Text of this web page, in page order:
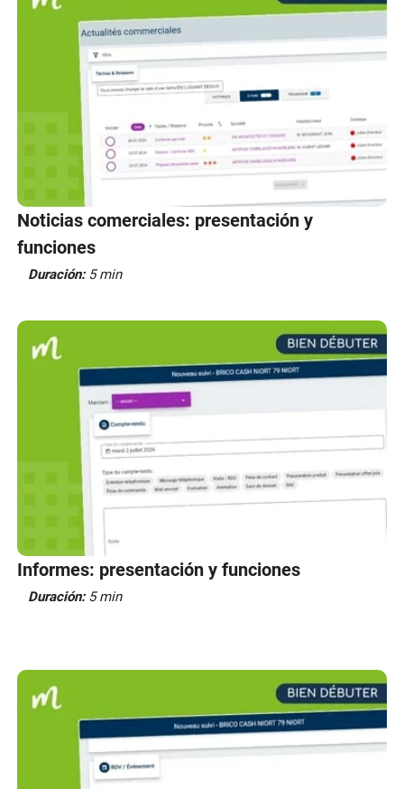
Noticias comerciales: presentación y
funciones
Duración: 5 min
Informes: presentación y funciones
Duración: 5 min